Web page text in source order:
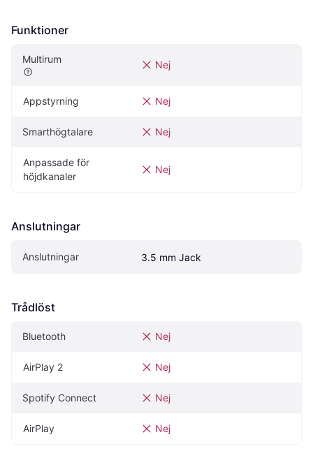
Funktioner
Multirum Nej
Appstyrning Nej
Smarthögtalare Nej
Anpassade för
höjdkanaler
Nej
Anslutningar
Anslutningar 3.5 mm Jack
Trådlöst
Bluetooth Nej
AirPlay 2 Nej
Spotify Connect Nej
AirPlay Nej